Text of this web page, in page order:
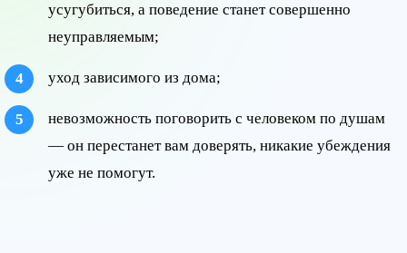
усугубиться, а поведение станет совершенно
неуправляемым;
уход зависимого из дома;
невозможность поговорить с человеком по душам
— он перестанет вам доверять, никакие убеждения
уже не помогут.